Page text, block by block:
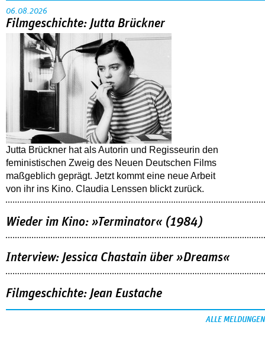
06.08.2026
Filmgeschichte: Jutta Brückner
Jutta Brückner hat als Autorin und Regisseurin den
feministischen Zweig des Neuen Deutschen Films
maßgeblich geprägt. Jetzt kommt eine neue Arbeit
von ihr ins Kino. Claudia Lenssen blickt zurück.
Wieder im Kino: »Terminator« (1984)
Interview: Jessica Chastain über »Dreams«
Filmgeschichte: Jean Eustache
ALLE MELDUNGEN